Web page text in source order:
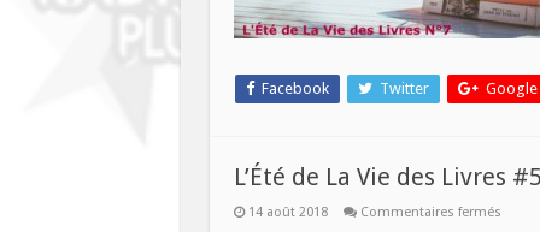
Facebook Twitter Google
L’Été de La Vie des Livres
14 août 2018 Commentaires ferméssur